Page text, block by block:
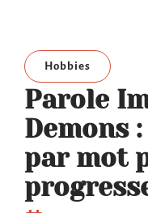
Hobbies
Parole
Demons
par mot